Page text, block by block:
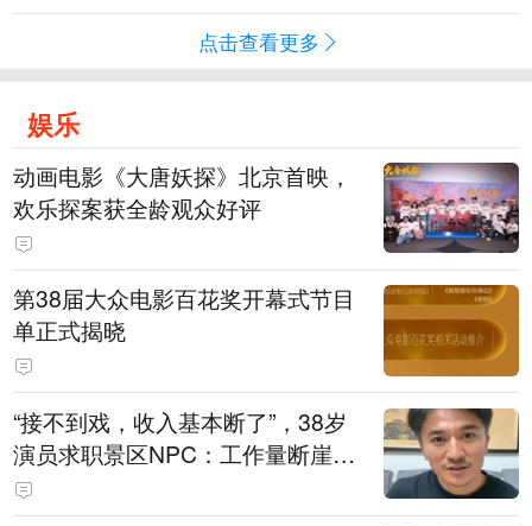
点击查看更多
娱乐
动画电影《大唐妖探》北京首映，
欢乐探案获全龄观众好评
第38届大众电影百花奖开幕式节目
单正式揭晓
“接不到戏，收入基本断了”，38岁
演员求职景区NPC：工作量断崖式
下跌，留给我试错的时间不多了